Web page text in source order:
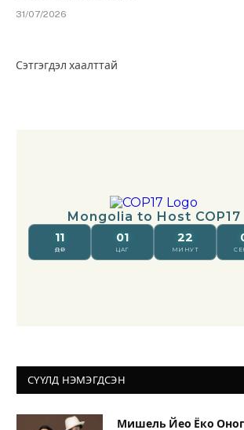
31/07/2026
Сэтгэгдэл хаалттай
СҮҮЛД НЭМЭГДСЭН
Мишель Йео Ёко